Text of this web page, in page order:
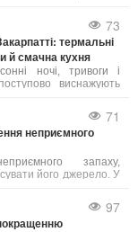
яка тренується
проводить без руху.
73
термальні
й смачна кухня
ночі, тривоги і
виснажують
розслабитись, а
Косино на
таких кофортних
термальним
і SPA-програмам, а
можна повністю
71
неприємного
запаху,
його джерело. У
що мешкають на язиці
леткі сполуки з різким
97